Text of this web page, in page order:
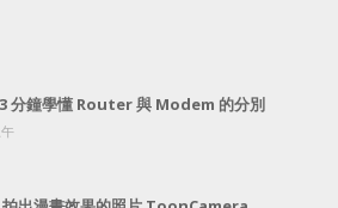
3 分鐘學懂 Router 與 Modem 的分別